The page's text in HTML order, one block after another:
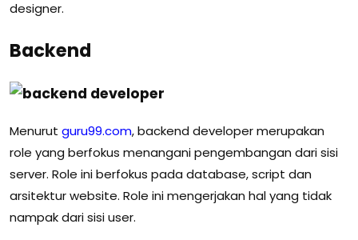
designer.
Backend
Menurut guru99.com, backend developer merupakan
role yang berfokus menangani pengembangan dari sisi
server. Role ini berfokus pada database, script dan
arsitektur website. Role ini mengerjakan hal yang tidak
nampak dari sisi user.